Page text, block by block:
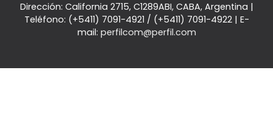
Dirección: California 2715, C1289ABI, CABA, Argentina |
Teléfono: (+5411) 7091-4921 / (+5411) 7091-4922| E-
mail: perfilcom@perfil.com